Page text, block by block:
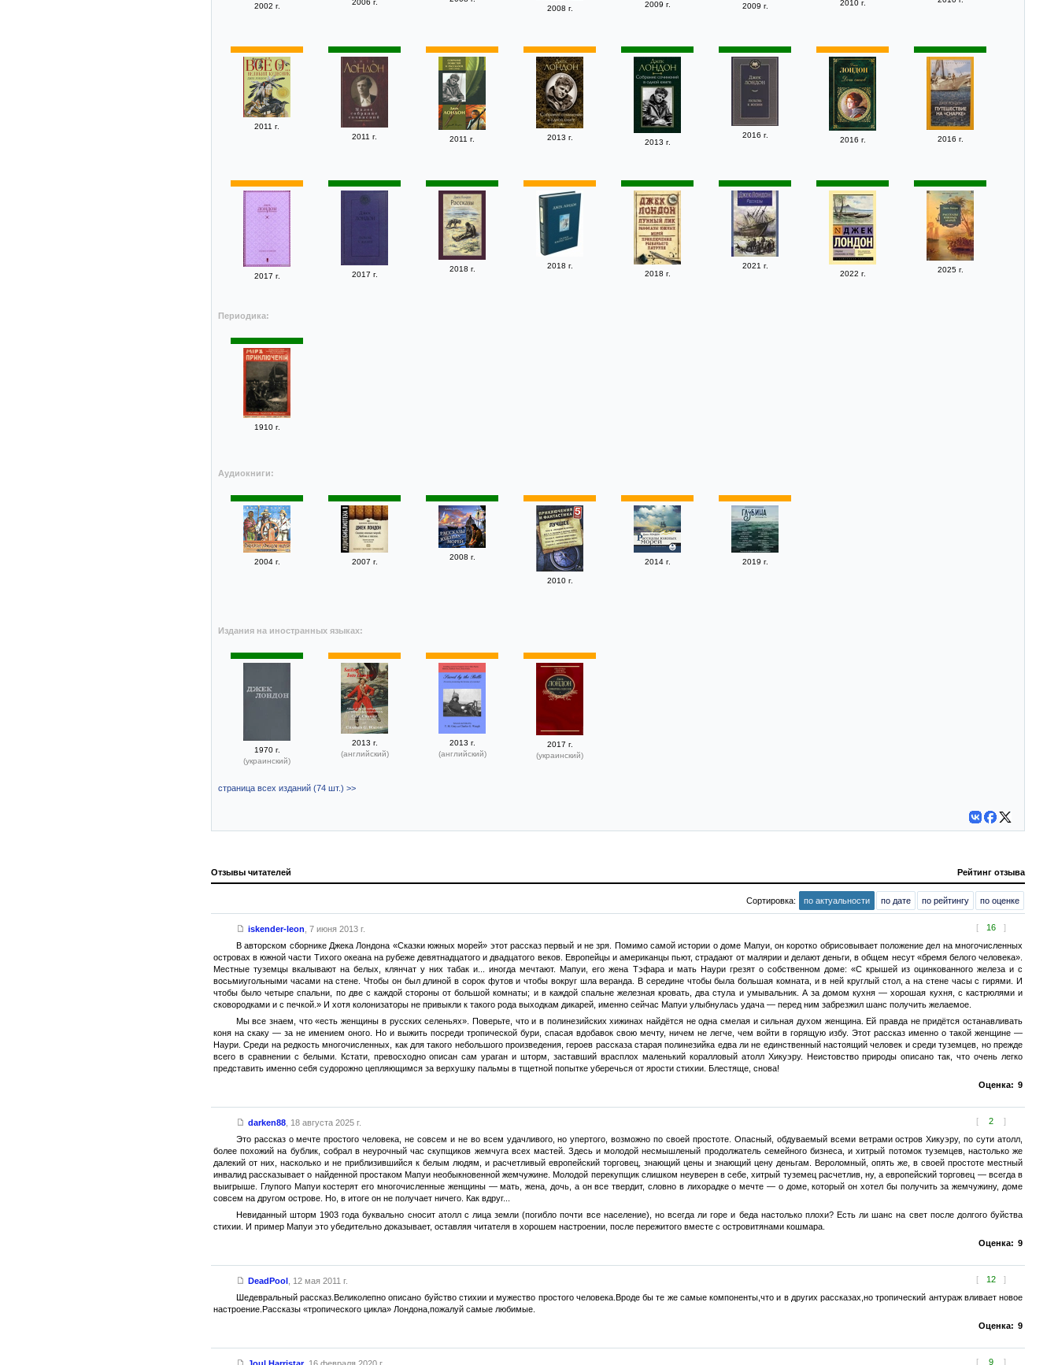
2002 г.
2008 г.
2009 г. 2009 г. 2010 г.
2011 г.
2011 г.
2011 г. 2013 г.
2013 г.
2016 г.
2016 г. 2016 г.
2017 г. 2017 г.
2018 г.
2018 г.
2018 г.
2021 г.
2022 г.
2025 г.
Периодика:
1910 г.
Аудиокниги:
2004 г. 2007 г.
2008 г.
2010 г.
2014 г. 2019 г.
Издания на иностранных языках:
1970 г.
(украинский)
2013 г.
(английский)
2013 г.
(английский)
2017 г.
(украинский)
страница всех изданий (74 шт.) >>
Отзывы читателей Рейтинг отзыва
Сортировка: по актуальности по дате по рейтингу по оценке
[ 16 ]
iskender-leon 7 июня 2013 г.
В авторском сборнике Джека Лондона «Сказки южных морей» этот рассказ первый и не зря. Помимо самой истории о доме Мапуи, он коротко обрисовывает положение дел на многочисленных
островах в южной части Тихого океана на рубеже девятнадцатого и двадцатого веков. Европейцы и американцы пьют, страдают от малярии и делают деньги, в общем несут «бремя белого человека».
Местные туземцы вкалывают на белых, клянчат у них табак и... иногда мечтают. Мапуи, его жена Тэфара и мать Наури грезят о собственном доме: «С крышей из оцинкованного железа и с
восьмиугольными часами на стене. Чтобы он был длиной в сорок футов и чтобы вокруг шла веранда. В середине чтобы была большая комната, и в ней круглый стол, а на стене часы с гирями. И
чтобы было четыре спальни, по две с каждой стороны от большой комнаты; и в каждой спальне железная кровать, два стула и умывальник. А за домом кухня — хорошая кухня, с кастрюлями и
сковородками и с печкой.» И хотя колонизаторы не привыкли к такого рода выходкам дикарей, именно сейчас Мапуи улыбнулась удача — перед ним забрезжил шанс получить желаемое.
Мы все знаем, что «есть женщины в русских селеньях». Поверьте, что и в полинезийских хижинах найдётся не одна смелая и сильная духом женщина. Ей правда не придётся останавливать
коня на скаку — за не имением оного. Но и выжить посреди тропической бури, спасая вдобавок свою мечту, ничем не легче, чем войти в горящую избу. Этот рассказ именно о такой женщине —
Наури. Среди на редкость многочисленных, как для такого небольшого произведения, героев рассказа старая полинезийка едва ли не единственный настоящий человек и среди туземцев, но прежде
всего в сравнении с белыми. Кстати, превосходно описан сам ураган и шторм, заставший врасплох маленький коралловый атолл Хикуэру. Неистовство природы описано так, что очень легко
представить именно себя судорожно цепляющимся за верхушку пальмы в тщетной попытке уберечься от ярости стихии. Блестяще, снова!
Оценка: 9
[ 2 ]
darken88, 18 августа 2025 г.
Это рассказ о мечте простого человека, не совсем и не во всем удачливого, но упертого, возможно по своей простоте. Опасный, обдуваемый всеми ветрами остров Хикуэру, по сути атолл,
более похожий на бублик, собрал в неурочный час скупщиков жемчуга всех мастей. Здесь и молодой несмышленый продолжатель семейного бизнеса, и хитрый потомок туземцев, настолько же
далекий от них, насколько и не приблизившийся к белым людям, и расчетливый европейский торговец, знающий цены и знающий цену деньгам. Вероломный, опять же, в своей простоте местный
инвалид рассказывает о найденной простаком Мапуи необыкновенной жемчужине. Молодой перекупщик слишком неуверен в себе, хитрый туземец расчетлив, ну, а европейский торговец — всегда в
выигрыше. Глупого Мапуи костерят его многочисленные женщины — мать, жена, дочь, а он все твердит, словно в лихорадке о мечте — о доме, который он хотел бы получить за жемчужину, доме
совсем на другом острове. Но, в итоге он не получает ничего. Как вдруг...
Невиданный шторм 1903 года буквально сносит атолл с лица земли (погибло почти все население), но всегда ли горе и беда настолько плохи? Есть ли шанс на свет после долгого буйства
стихии. И пример Мапуи это убедительно доказывает, оставляя читателя в хорошем настроении, после пережитого вместе с островитянами кошмара.
Оценка: 9
[ 12 ]
DeadPool, 12 мая 2011 г.
Шедевральный рассказ.Великолепно описано буйство стихии и мужество простого человека.Вроде бы те же самые компоненты,что и в других рассказах,но тропический антураж вливает новое
настроение.Рассказы «тропического цикла» Лондона,пожалуй самые любимые.
Оценка: 9
[ 9 ]
Joul Harristar, 16 февраля 2020 г.